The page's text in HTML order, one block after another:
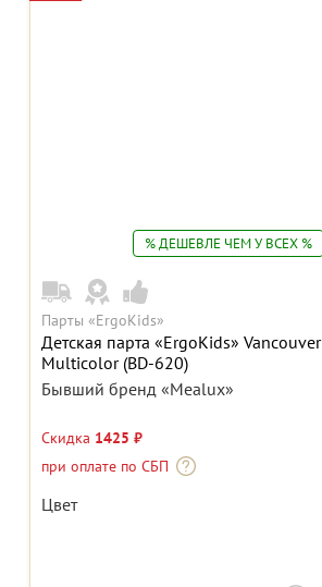
% ДЕШЕВЛЕ ЧЕМ У ВСЕХ %
Парты «ErgoKids»
Детская парта «ErgoKids» Vancouver
Multicolor (BD-620)
Бывший бренд «Mealux»
Скидка 1425 ₽
при оплате по СБП
Цвет